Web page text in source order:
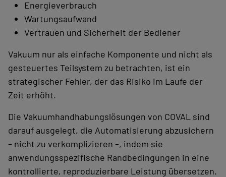
Energieverbrauch
Wartungsaufwand
Vertrauen und Sicherheit der Bediener
Vakuum nur als einfache Komponente und nicht als
gesteuertes Teilsystem zu betrachten, ist ein
strategischer Fehler, der das Risiko im Laufe der
Zeit erhöht.
Die Vakuumhandhabungslösungen von COVAL sind
darauf ausgelegt, die Automatisierung abzusichern
– nicht zu verkomplizieren –, indem sie
anwendungsspezifische Randbedingungen in eine
kontrollierte, reproduzierbare Leistung übersetzen.